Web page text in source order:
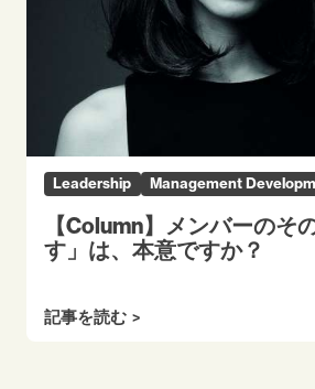
Leadership Management
【Column】メンバーのそ
す」は、本意ですか？
記事を読む